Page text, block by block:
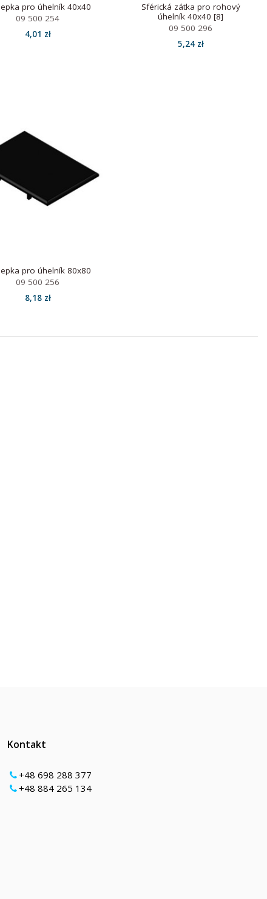
pro úhelník 40x40
09 500 254
4,01 zł
Sférická zátka pro rohový
úhelník 40x40 [8]
09 500 296
5,24 zł
pro úhelník 80x80
09 500 256
8,18 zł
Kontakt
+48 698 288 377
+48 884 265 134